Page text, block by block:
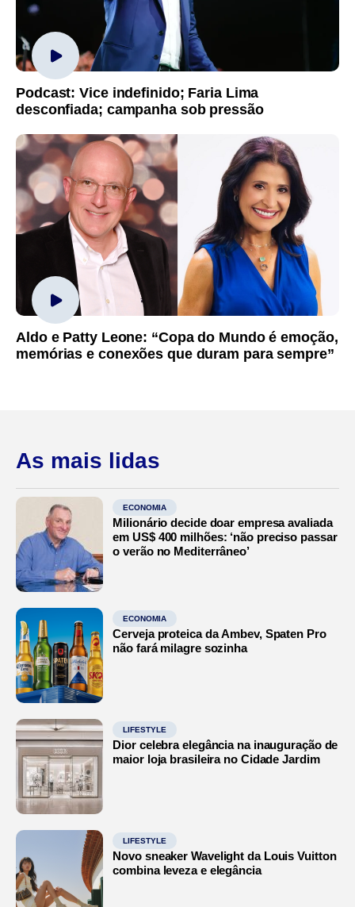
Podcast: Vice indefinido; Faria Lima
desconfiada; campanha sob pressão
Aldo e Patty Leone: “Copa do Mundo é emoção,
memórias e conexões que duram para sempre”
As mais lidas
ECONOMIA
Milionário decide doar empresa avaliada
em US$ 400 milhões: ‘não preciso passar
o verão no Mediterrâneo’
ECONOMIA
Cerveja proteica da Ambev, Spaten Pro
não fará milagre sozinha
LIFESTYLE
Dior celebra elegância na inauguração de
maior loja brasileira no Cidade Jardim
LIFESTYLE
Novo sneaker Wavelight da Louis Vuitton
combina leveza e elegância